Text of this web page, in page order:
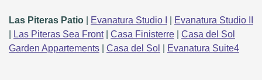
Las Piteras Patio Evanatura Studio I
Evanatura Studio II
Las Piteras Sea Front| Casa Finisterre
Casa del Sol
Garden Appartements
Casa del Sol Evanatura Suite4